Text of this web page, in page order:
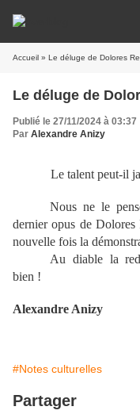
Accueil » Le déluge de Dolores
Le déluge de
Publié le 27/11/2024 à 03:37
Par Alexandre Anizy
Le talent peut-il
Nous ne le
dernier opus de
nouvelle fois la
Au diable la
bien !
Alexandre Anizy
#Notes culturelles
Partager